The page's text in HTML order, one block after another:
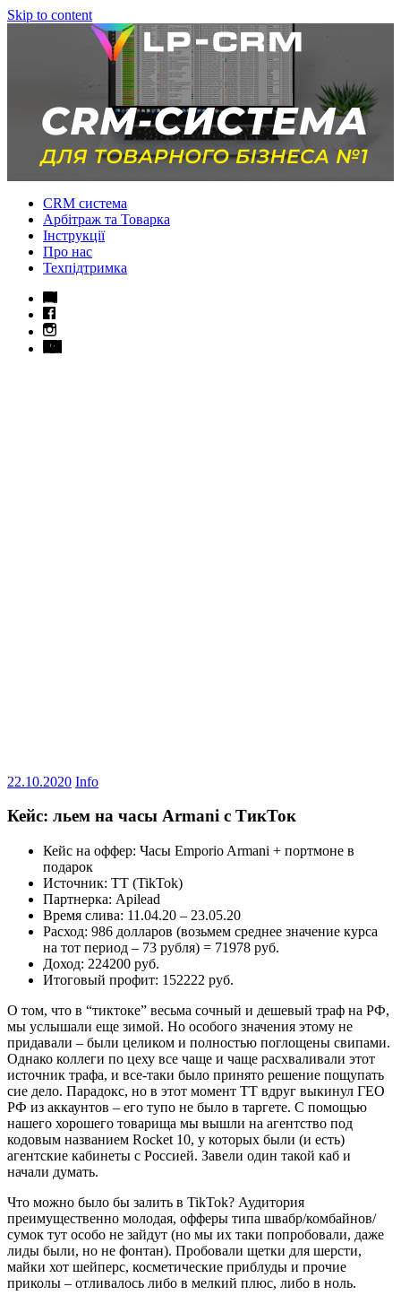
Skip to content
CRM система
Арбітраж та Товарка
Інструкції
Про нас
Техпідтримка
22.10.2020 Info
Кейс: льем на часы Armani с ТикТок
Кейс на оффер: Часы Emporio Armani + портмоне в
подарок
Источник: ТТ (TikTok)
Партнерка: Apilead
Время слива: 11.04.20 – 23.05.20
Расход: 986 долларов (возьмем среднее значение курса
на тот период – 73 рубля) = 71978 руб.
Доход: 224200 руб.
Итоговый профит: 152222 руб.
О том, что в “тиктоке” весьма сочный и дешевый траф на РФ,
мы услышали еще зимой. Но особого значения этому не
придавали – были целиком и полностью поглощены свипами.
Однако коллеги по цеху все чаще и чаще расхваливали этот
источник трафа, и все-таки было принято решение пощупать
сие дело. Парадокс, но в этот момент ТТ вдруг выкинул ГЕО
РФ из аккаунтов – его тупо не было в таргете. С помощью
нашего хорошего товарища мы вышли на агентство под
кодовым названием Rocket 10, у которых были (и есть)
агентские кабинеты с Россией. Завели один такой каб и
начали думать.
Что можно было бы залить в TikTok? Аудитория
преимущественно молодая, офферы типа швабр/комбайнов/
сумок тут особо не зайдут (но мы их таки попробовали, даже
лиды были, но не фонтан). Пробовали щетки для шерсти,
майки хот шейперс, косметические приблуды и прочие
приколы – отливалось либо в мелкий плюс, либо в ноль.